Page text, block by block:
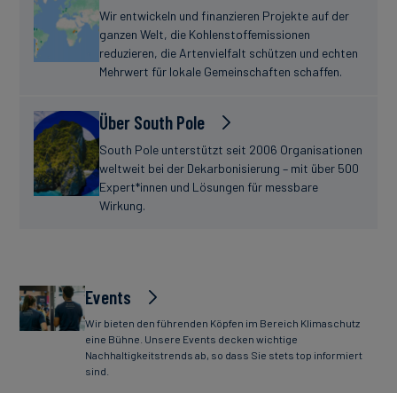
Wir entwickeln und finanzieren Projekte auf der
ganzen Welt, die Kohlenstoffemissionen
reduzieren, die Artenvielfalt schützen und echten
Mehrwert für lokale Gemeinschaften schaffen.
Über South Pole
South Pole unterstützt seit 2006 Organisationen
weltweit bei der Dekarbonisierung – mit über 500
Expert*innen und Lösungen für messbare
Wirkung.
Events
Wir bieten den führenden Köpfen im Bereich Klimaschutz
eine Bühne. Unsere Events decken wichtige
Nachhaltigkeitstrends ab, so dass Sie stets top informiert
sind.